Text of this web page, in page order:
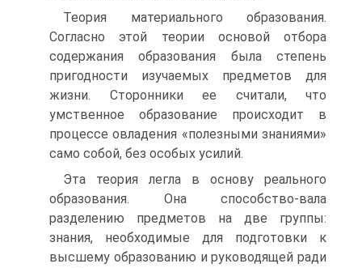
Теория материального образования.
Согласно этой теории основой отбора
содержания образования была степень
пригодности изучаемых предметов для
жизни. Сторонники ее считали, что
умственное образование происходит в
процессе овладения «полезными знаниями»
само собой, без особых усилий.
Эта теория легла в основу реального
образования. Она способство-вала
разделению предметов на две группы:
знания, необходимые для подготовки к
высшему образованию и руководящей ради